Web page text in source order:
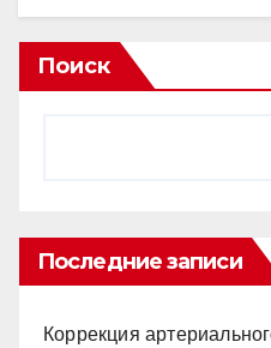
Поиск
Последние записи
Коррекция